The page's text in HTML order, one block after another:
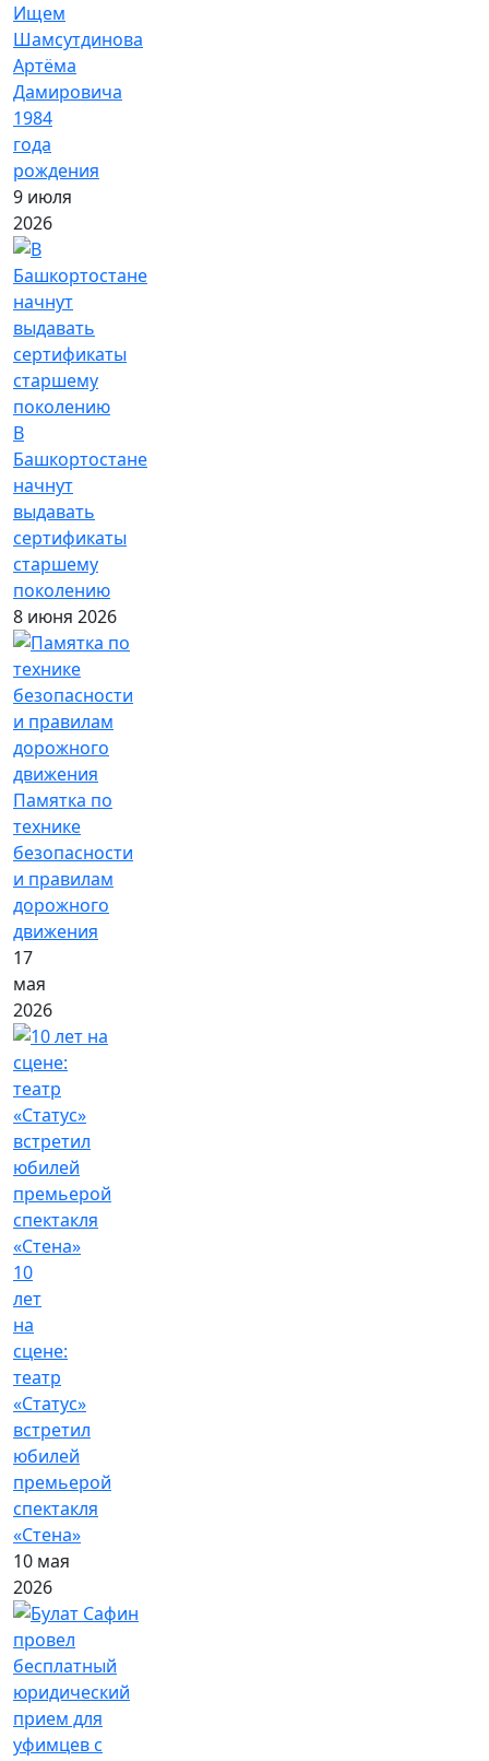
Ищем
Шамсутдинова
Артёма
Дамировича
1984
года
рождения
9 июля
2026
В
Башкортостане
начнут
выдавать
сертификаты
старшему
поколению
8 июня 2026
Памятка по
технике
безопасности
и правилам
дорожного
движения
17
мая
2026
10
лет
на
сцене:
театр
«Статус»
встретил
юбилей
премьерой
спектакля
«Стена»
10 мая
2026